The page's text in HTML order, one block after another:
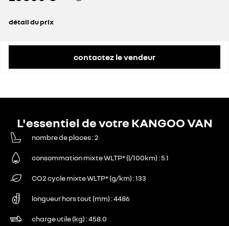
détail du prix
contactez le vendeur
L'essentiel de votre KANGOO VAN
nombre de places 2
consommation mixte WLTP* (l/100km) 5.1
CO2 cycle mixte WLTP* (g/km) 133
longueur hors tout (mm) 4486
charge utile (kg) 458.0